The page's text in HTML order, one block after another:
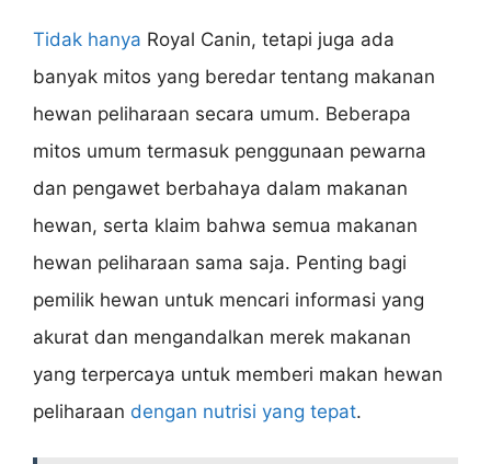
Tidak hanya Royal Canin, tetapi juga ada
banyak mitos yang beredar tentang makanan
hewan peliharaan secara umum. Beberapa
mitos umum termasuk penggunaan pewarna
dan pengawet berbahaya dalam makanan
hewan, serta klaim bahwa semua makanan
hewan peliharaan sama saja. Penting bagi
pemilik hewan untuk mencari informasi yang
akurat dan mengandalkan merek makanan
yang terpercaya untuk memberi makan hewan
peliharaan dengan nutrisi yang tepat.